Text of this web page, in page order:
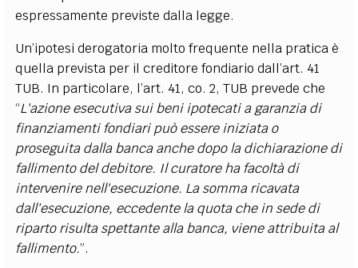
espressamente previste dalla legge.
Un’ipotesi derogatoria molto frequente nella pratica è
quella prevista per il creditore fondiario dall’art. 41
TUB. In particolare, l’art. 41, co. 2, TUB prevede che
“L'azione esecutiva sui beni ipotecati a garanzia di
finanziamenti fondiari può essere iniziata o
proseguita dalla banca anche dopo la dichiarazione di
fallimento del debitore. Il curatore ha facoltà di
intervenire nell'esecuzione. La somma ricavata
dall'esecuzione, eccedente la quota che in sede di
riparto risulta spettante alla banca, viene attribuita al
fallimento.”.